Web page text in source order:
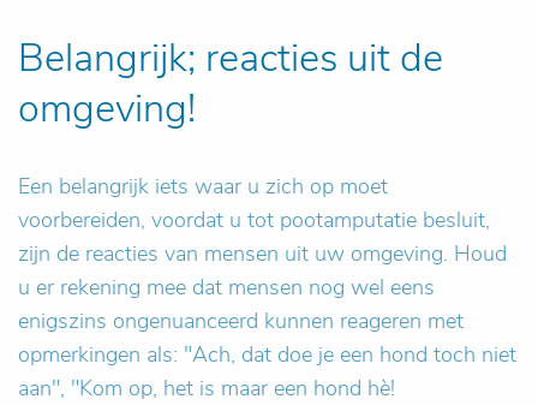
Belangrijk; reacties uit de
omgeving!
Een belangrijk iets waar u zich op moet
voorbereiden, voordat u tot pootamputatie besluit,
zijn de reacties van mensen uit uw omgeving. Houd
u er rekening mee dat mensen nog wel eens
enigszins ongenuanceerd kunnen reageren met
opmerkingen als: "Ach, dat doe je een hond toch niet
aan", "Kom op, het is maar een hond hè!